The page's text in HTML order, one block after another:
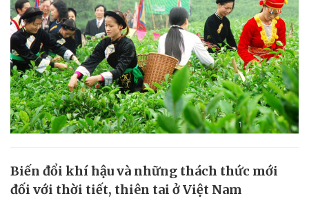
Biến đổi khí hậu và những thách thức mới
đối với thời tiết, thiên tai ở Việt Nam